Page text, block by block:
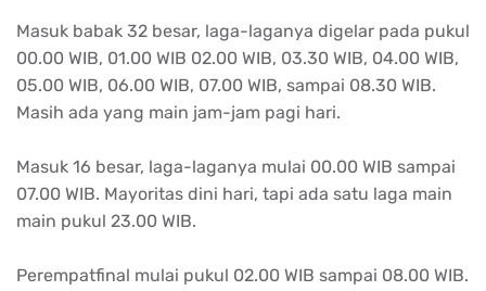
Masuk babak 32 besar, laga-laganya digelar pada pukul
00.00 WIB, 01.00 WIB 02.00 WIB, 03.30 WIB, 04.00 WIB,
05.00 WIB, 06.00 WIB, 07.00 WIB, sampai 08.30 WIB.
Masih ada yang main jam-jam pagi hari.
Masuk 16 besar, laga-laganya mulai 00.00 WIB sampai
07.00 WIB. Mayoritas dini hari, tapi ada satu laga main
main pukul 23.00 WIB.
Perempatfinal mulai pukul 02.00 WIB sampai 08.00 WIB.